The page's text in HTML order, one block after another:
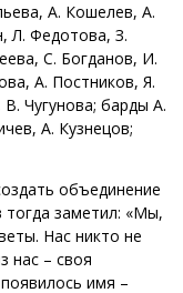
А. Кошелев, А.
Л. Федотова, З.
С. Богданов, И.
А. Постников, Я.
Чугунова; барды А.
А. Кузнецов;
объединение
тогда заметил: «Мы,
Нас никто не
нас – своя
имя –